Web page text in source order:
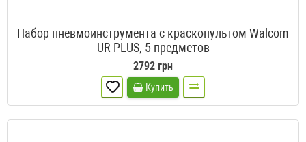
Набор пневмоинструмента с краскопультом Walcom
UR PLUS, 5 предметов
2792 грн
Купить